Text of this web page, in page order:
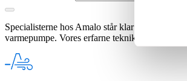
Specialisterne hos Amalo står klar til at
varmepumpe. Vores erfarne teknikere i